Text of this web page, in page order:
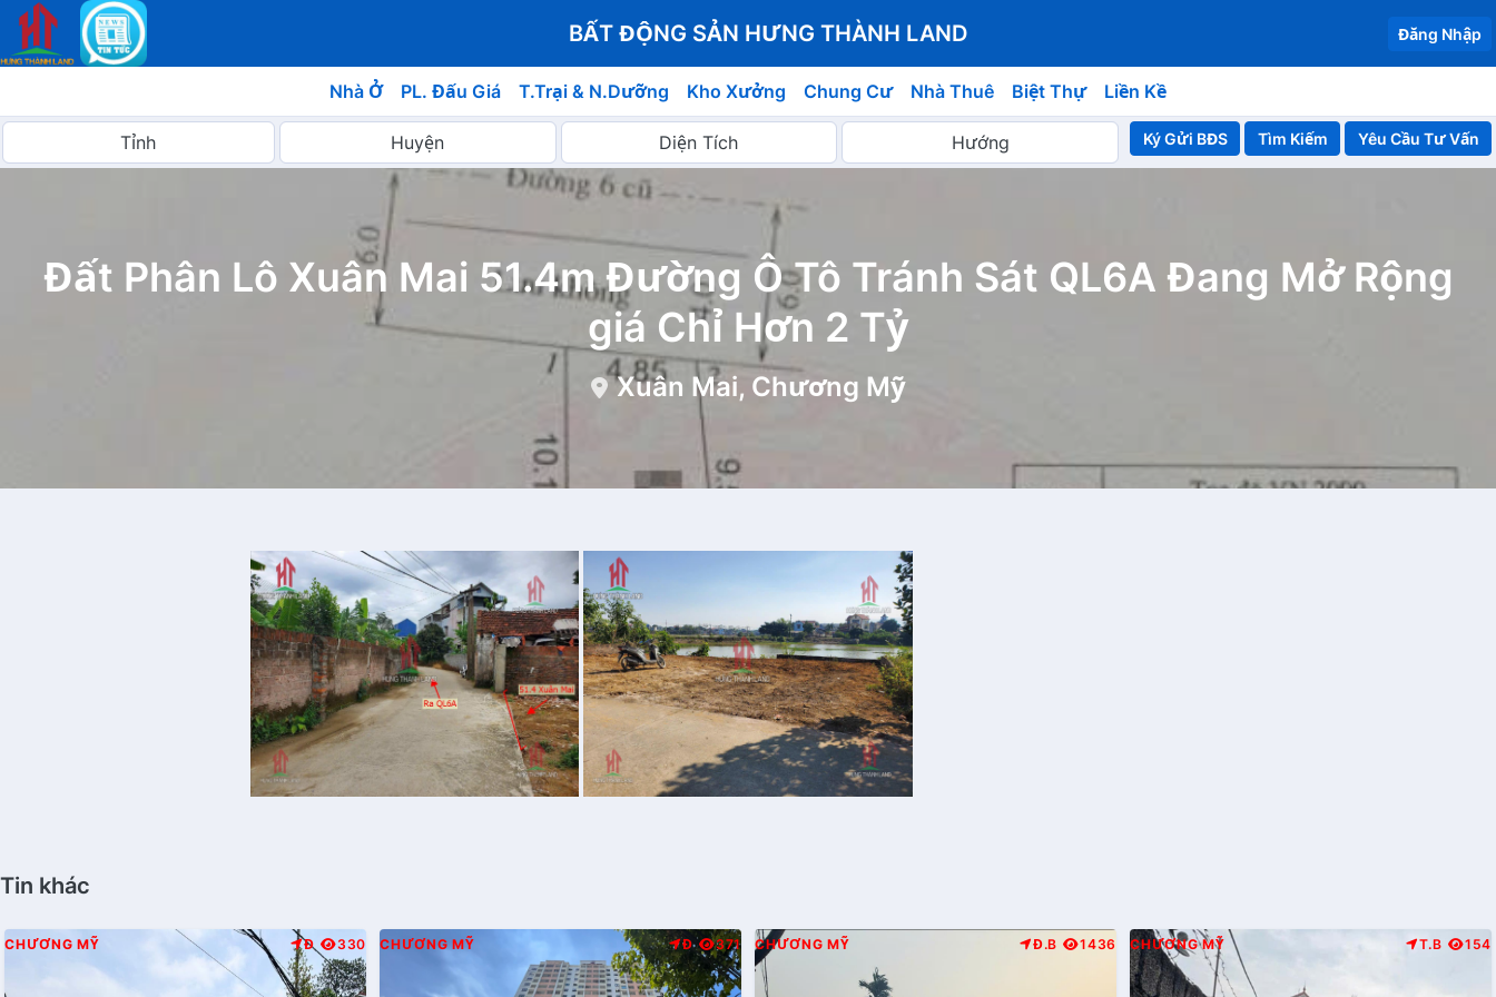
BẤT ĐỘNG SẢN HƯNG THÀNH LAND Đăng Nhập
Nhà Ở PL. Đấu Giá T.Trại & N.Dưỡng Kho Xưởng Chung Cư Nhà Thuê Biệt Thự Liền Kề
Ký Gửi BĐS Yêu Cầu Tư Vấn
Đất Phân Lô Xuân Mai 51.4m Đường Ô Tô Tránh Sát QL6A Đang Mở Rộng
giá Chỉ Hơn 2 Tỷ
Xuân Mai, Chương Mỹ
Tin khác
CHƯƠNG MỸ Đ 330 CHƯƠNG MỸ Đ 371 CHƯƠNG MỸ Đ.B 1436 CHƯƠNG MỸ T.B 154